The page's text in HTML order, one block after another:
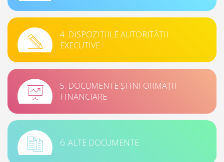
4. DISPOZIȚIILE AUTORITĂȚII
EXECUTIVE
5. DOCUMENTE ȘI INFORMAȚII
FINANCIARE
6. ALTE DOCUMENTE